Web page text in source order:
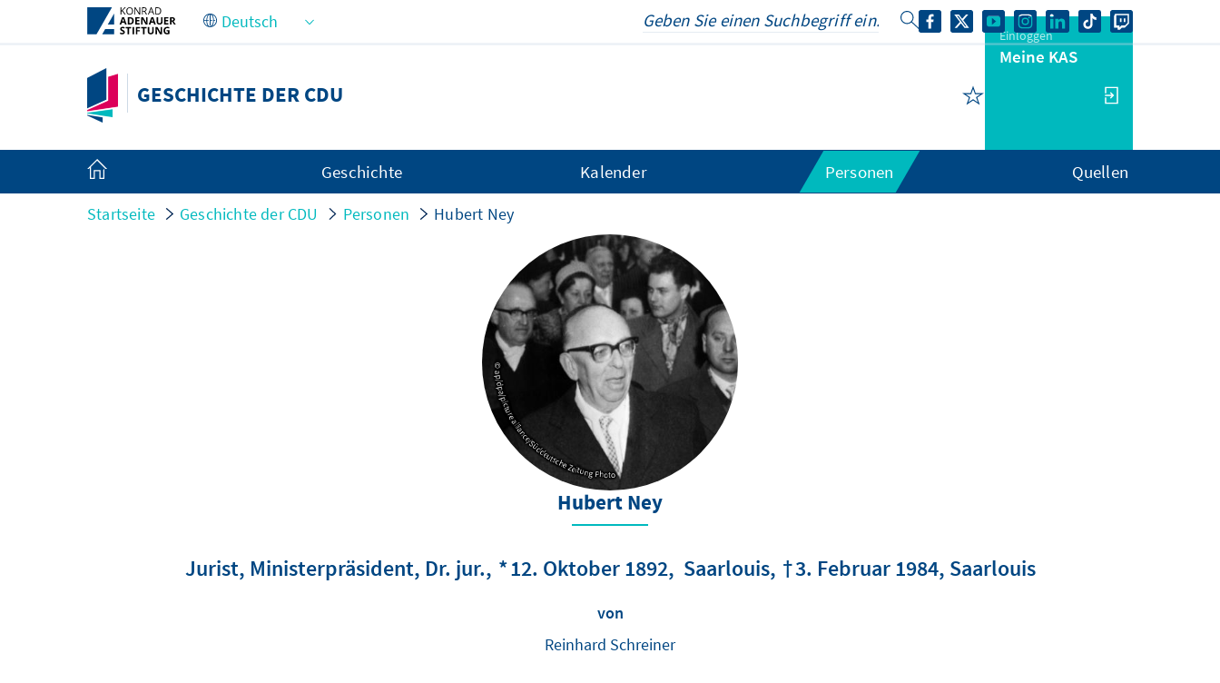
Zum Hauptinhalt springen
GESCHICHTE DER CDU
Einloggen
Meine KAS
Geschichte Kalender Personen Quellen
Startseite Geschichte der CDU Personen Hubert Ney
© ap/dpa/picture alliance/Süddeutsche Zeitung Photo
Hubert Ney
Jurist, Ministerpräsident Dr. jur. 12. Oktober 1892 Saarlouis 3. Februar 1984 Saarlouis
von
Reinhard Schreiner